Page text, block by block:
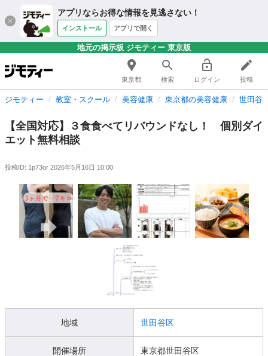
アプリならお得な情報を見逃さない！
インストール アプリで開く
地元の掲示板 ジモティー 東京版
東京都 検索 ログイン 投稿
ジモティー 教室・スクール 美容健康 東京都の美容健康 世田谷
【全国対応】３食食べてリバウンドなし！ 個別ダイ
エット無料相談
投稿ID: 1p73or 2026年5月16日 10:00
地域 世田谷区
開催場所 東京都世田谷区